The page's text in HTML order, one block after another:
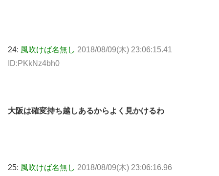
24: 風吹けば名無し 2018/08/09(木) 23:06:15.41
ID:PKkNz4bh0
大阪は確変持ち越しあるからよく見かけるわ
25: 風吹けば名無し 2018/08/09(木) 23:06:16.96